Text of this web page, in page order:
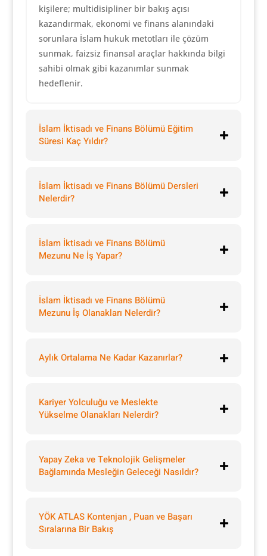
kişilere; multidisipliner bir bakış açısı
kazandırmak, ekonomi ve finans alanındaki
sorunlara İslam hukuk metotları ile çözüm
sunmak, faizsiz finansal araçlar hakkında bilgi
sahibi olmak gibi kazanımlar sunmak
hedeflenir.
İslam İktisadı ve Finans Bölümü Eğitim
Süresi Kaç Yıldır?
İslam İktisadı ve Finans Bölümü Dersleri
Nelerdir?
İslam İktisadı ve Finans Bölümü
Mezunu Ne İş Yapar?
İslam İktisadı ve Finans Bölümü
Mezunu İş Olanakları Nelerdir?
Aylık Ortalama Ne Kadar Kazanırlar?
Kariyer Yolculuğu ve Meslekte
Yükselme Olanakları Nelerdir?
Yapay Zeka ve Teknolojik Gelişmeler
Bağlamında Mesleğin Geleceği Nasıldır?
YÖK ATLAS Kontenjan , Puan ve Başarı
Sıralarına Bir Bakış